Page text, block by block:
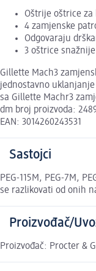
Oštrije oštrice
4 zamjenske
Odgovaraju
3 oštrice
Gillette Mach3
jednostavno
sa Gillette Machr3
dm broj proizvoda:
EAN: 3014260243531
Sastojci
PEG-115M, PEG-7M,
se razlikovati od onih
Proizvođač/
Proizvođač: Procter &